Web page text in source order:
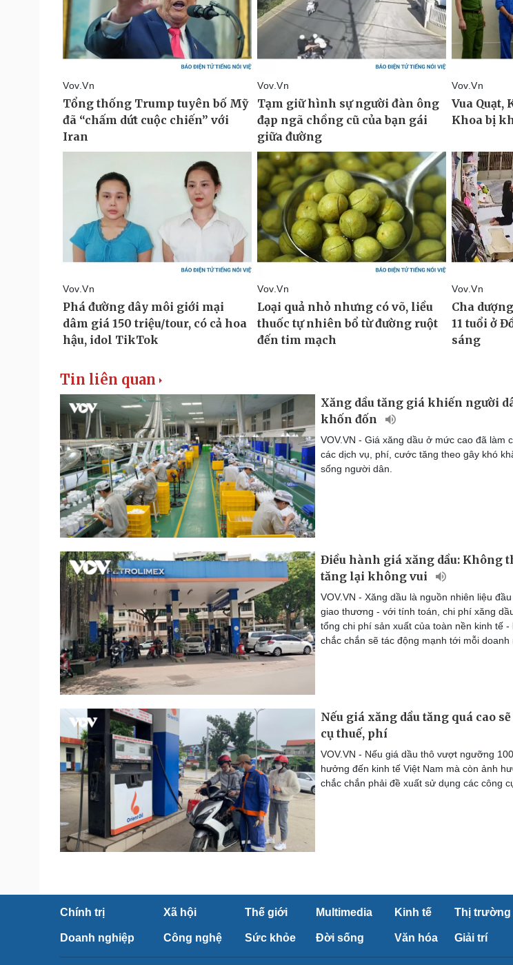
Tin liên quan
Xăng dầu tăng giá khiến người
khốn đốn
VOV.VN - Giá xăng dầu ở mức cao đã làm
các dịch vụ, phí, cước tăng theo gây khó
sống người dân.
Điều hành giá xăng dầu: Không
tăng lại không vui
VOV.VN - Xăng dầu là nguồn nhiên liệu
giao thương - với tính toán, chi phí xăng
tổng chi phí sản xuất của toàn nền kinh tế -
chắc chắn sẽ tác động mạnh tới mỗi doanh
Nếu giá xăng dầu tăng quá cao
cụ thuế, phí
VOV.VN - Nếu giá dầu thô vượt ngưỡng
hưởng đến kinh tế Việt Nam mà còn ảnh
chắc chắn phải đề xuất sử dụng các công
Chính trị Xã hội Thế giới Multimedia Kinh tế Thị trường
Doanh nghiệp Công nghệ Sức khỏe Đời sống Văn hóa Giải trí